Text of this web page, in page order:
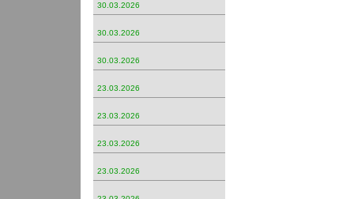
30.03.2026
30.03.2026
30.03.2026
23.03.2026
23.03.2026
23.03.2026
23.03.2026